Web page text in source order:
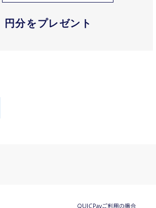
円分をプレゼント